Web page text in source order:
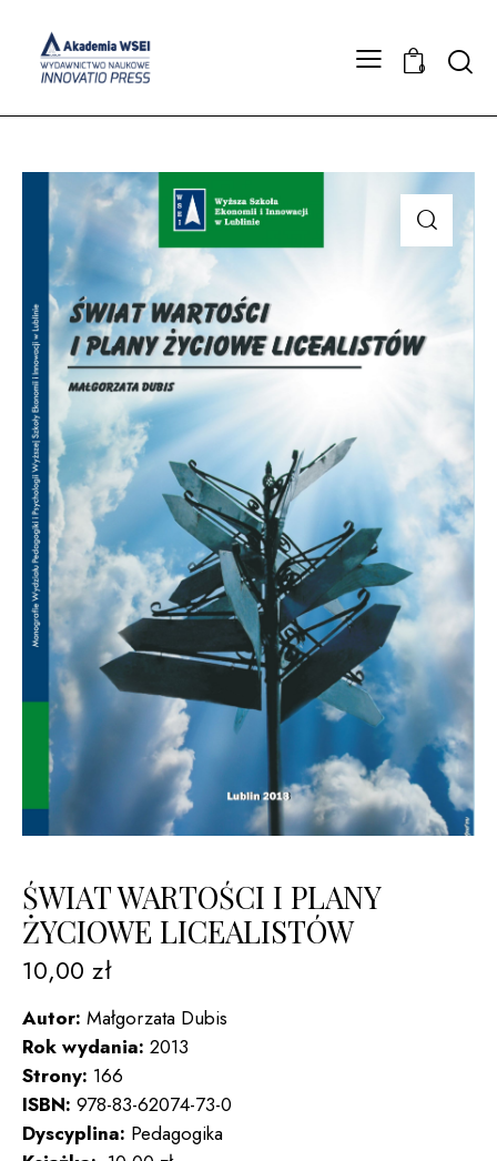
0
ŚWIAT WARTOŚCI I PLANY
ŻYCIOWE LICEALISTÓW
10,00 zł
Autor: Małgorzata Dubis
Rok wydania: 2013
Strony: 166
ISBN: 978-83-62074-73-0
Dyscyplina: Pedagogika